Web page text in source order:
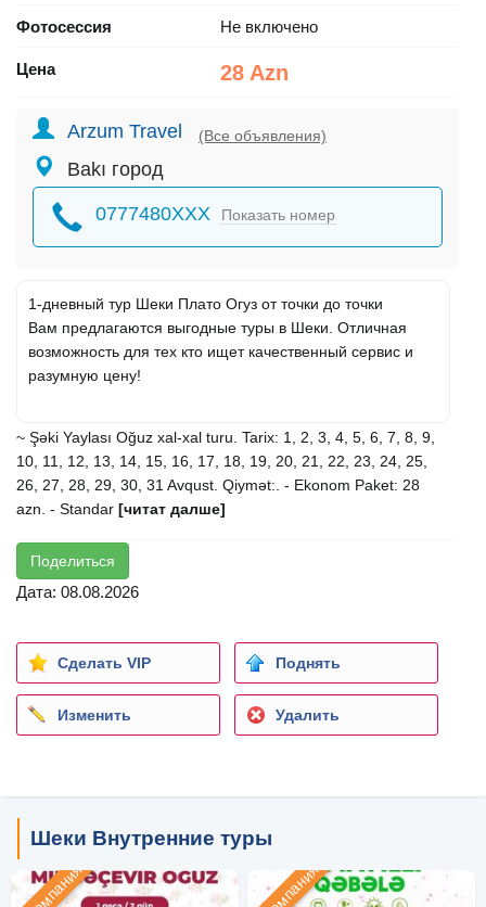
Фотосессия Не включено
Цена 28 Azn
Arzum Travel (Все объявления)
Bakı город
0777480XXX Показать номер
1-дневный тур Шеки Плато Огуз от точки до точки
Вам предлагаются выгодные туры в Шеки. Отличная
возможность для тех кто ищет качественный сервис и
разумную цену!
~ Şəki Yaylası Oğuz xal-xal turu. Tarix: 1, 2, 3, 4, 5, 6, 7, 8, 9,
10, 11, 12, 13, 14, 15, 16, 17, 18, 19, 20, 21, 22, 23, 24, 25,
26, 27, 28, 29, 30, 31 Avqust. Qiymət:. - Ekonom Paket: 28
azn. - Standar [читат далше]
Поделиться
Дата: 08.08.2026
Сделать VIP Поднять
Изменить Удалить
Шеки Внутренние туры
Компания Компания